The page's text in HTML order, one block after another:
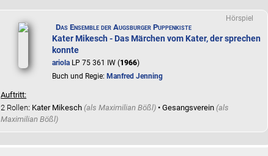
Hörspiel
Das Ensemble der Augsburger Puppenkiste
Kater Mikesch - Das Märchen vom Kater, der sprechen
konnte
ariola LP 75 361 IW (1966)
Buch und Regie: Manfred Jenning
Auftritt:
2 Rollen: Kater Mikesch(alsMaximilian Bößl) • Gesangsverein(als
Maximilian Bößl)